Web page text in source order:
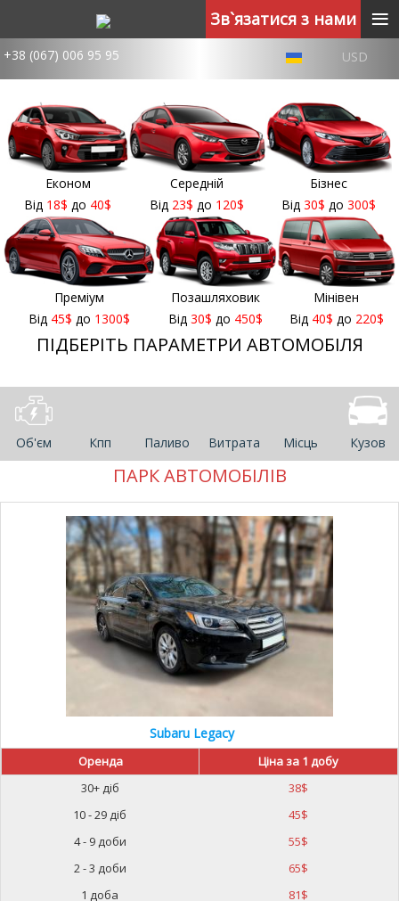
+38 (067) 006 95 95 USD
Економ
Від 18$ до 40$
Середній
Від 23$ до 120$
Бізнес
Від 30$ до 300$
Преміум
Від 45$ до 1300$
Позашляховик
Від30$ до 450$
Мінівен
Від 40$ до 220$
ПІДБЕРІТЬ ПАРАМЕТРИ АВТОМОБІЛЯ
Об'єм Кпп Паливо Витрата Місць Кузов
ПАРК АВТОМОБІЛІВ
Subaru Legacy
Оренда
Ціна за 1 добу
30+ діб
38$
10 - 29 діб
45$
4 - 9 доби
55$
2 - 3 доби
65$
1 доба
81$
Зв`язатися з нами ≡